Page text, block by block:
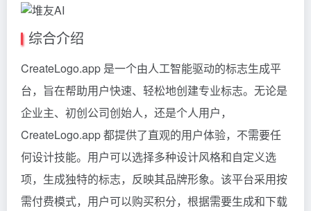
综合介绍
CreateLogo.app 是一个由人工智能驱动的标志生成平
台，旨在帮助用户快速、轻松地创建专业标志。无论是
企业主、初创公司创始人，还是个人用户，
CreateLogo.app 都提供了直观的用户体验，不需要任
何设计技能。用户可以选择多种设计风格和自定义选
项，生成独特的标志，反映其品牌形象。该平台采用按
需付费模式，用户可以购买积分，根据需要生成和下载